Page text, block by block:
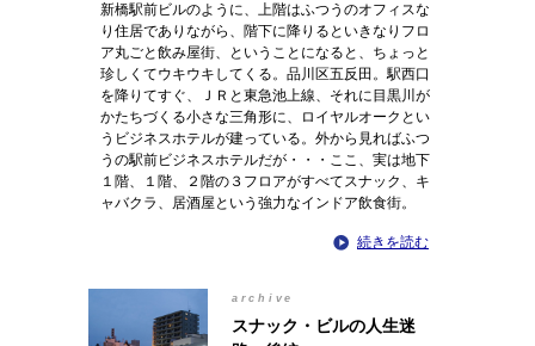
新橋駅前ビルのように、上階はふつうのオフィスな
り住居でありながら、階下に降りるといきなりフロ
ア丸ごと飲み屋街、ということになると、ちょっと
珍しくてウキウキしてくる。品川区五反田。駅西口
を降りてすぐ、ＪＲと東急池上線、それに目黒川が
かたちづくる小さな三角形に、ロイヤルオークとい
うビジネスホテルが建っている。外から見ればふつ
うの駅前ビジネスホテルだが・・・ここ、実は地下
１階、１階、２階の３フロアがすべてスナック、キ
ャバクラ、居酒屋という強力なインドア飲食街。
続きを読む
archive
スナック・ビルの人生迷